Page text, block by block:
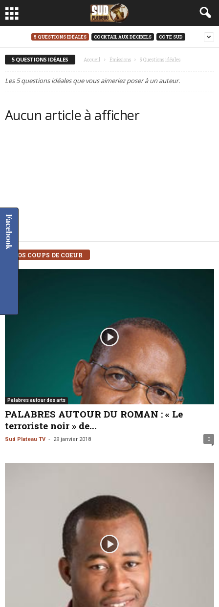
5 QUESTIONS IDÉALES COCKTAIL AUX DÉCIBELS COTÉ SUD
5 QUESTIONS IDÉALES Accueil Émissions 5 Questions idéales
Les 5 questions idéales que vous aimeriez poser à un auteur.
Aucun article à afficher
NOS COUPS DE COEUR
Palabres autour des arts
PALABRES AUTOUR DU ROMAN : « Le
terroriste noir » de...
Sud Plateau TV - 29 janvier 2018 0
Facebook